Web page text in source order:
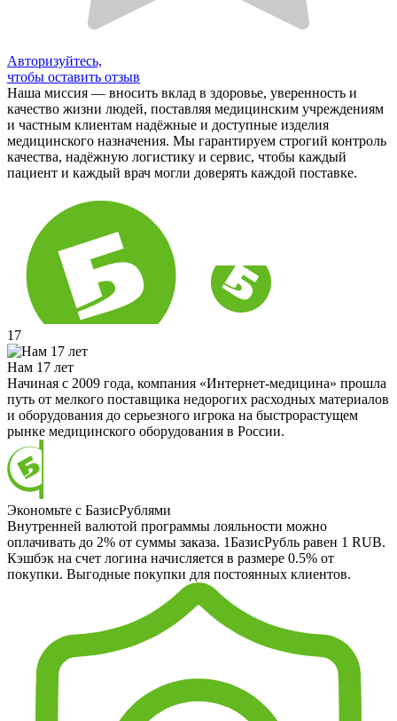
Авторизуйтесь,
чтобы оставить отзыв
Наша миссия — вносить вклад в здоровье, уверенность и
качество жизни людей, поставляя медицинским учреждениям
и частным клиентам надёжные и доступные изделия
медицинского назначения. Мы гарантируем строгий контроль
качества, надёжную логистику и сервис, чтобы каждый
пациент и каждый врач могли доверять каждой поставке.
17
Нам 17 лет
Начиная с 2009 года, компания «Интернет-медицина» прошла
путь от мелкого поставщика недорогих расходных материалов
и оборудования до серьезного игрока на быстрорастущем
рынке медицинского оборудования в России.
Экономьте с БазисРублями
Внутренней валютой программы лояльности можно
оплачивать до 2% от суммы заказа. 1БазисРубль равен 1 RUB.
Кэшбэк на счет логина начисляется в размере 0.5% от
покупки. Выгодные покупки для постоянных клиентов.